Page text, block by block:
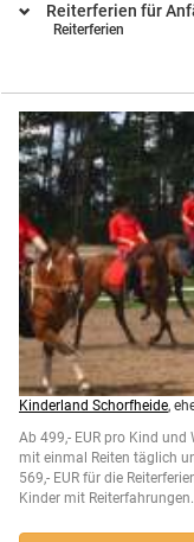
Reiterferien für
Reiterferien
Kinderland Schorfheide,
Ab 499,- EUR pro Kind
mit einmal Reiten täglich
569,- EUR für die
Kinder mit Reiterfahrungen.